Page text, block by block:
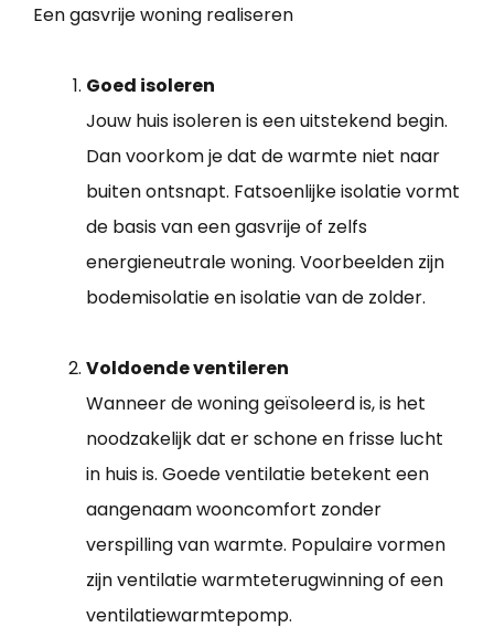
Een gasvrije woning realiseren
Goed isoleren
Jouw huis isoleren is een uitstekend begin.
Dan voorkom je dat de warmte niet naar
buiten ontsnapt. Fatsoenlijke isolatie vormt
de basis van een gasvrije of zelfs
energieneutrale woning. Voorbeelden zijn
bodemisolatie en isolatie van de zolder.
Voldoende ventileren
Wanneer de woning geïsoleerd is, is het
noodzakelijk dat er schone en frisse lucht
in huis is. Goede ventilatie betekent een
aangenaam wooncomfort zonder
verspilling van warmte. Populaire vormen
zijn ventilatie warmteterugwinning of een
ventilatiewarmtepomp.